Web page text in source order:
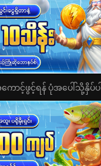
ောင့်ဖွင့်ရန် ပုံအပေါ်သို့နှိပ်ပါ